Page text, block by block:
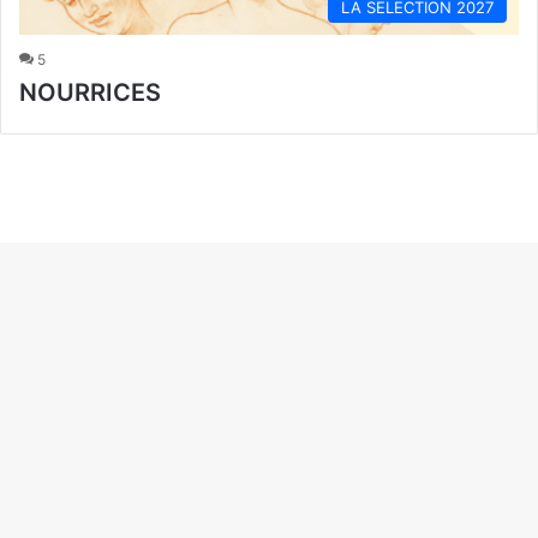
LA SELECTION 2027
5
NOURRICES